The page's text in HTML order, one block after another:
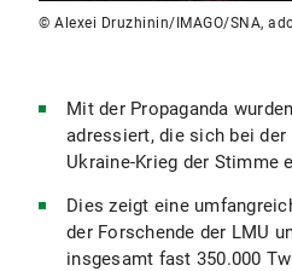
© Alexei Druzhinin/IMAGO/SNA,
Mit der Propaganda
adressiert, die sich bei der
Ukraine-Krieg der Stimme
Dies zeigt eine
der Forschende der LMU
insgesamt fast 350.000